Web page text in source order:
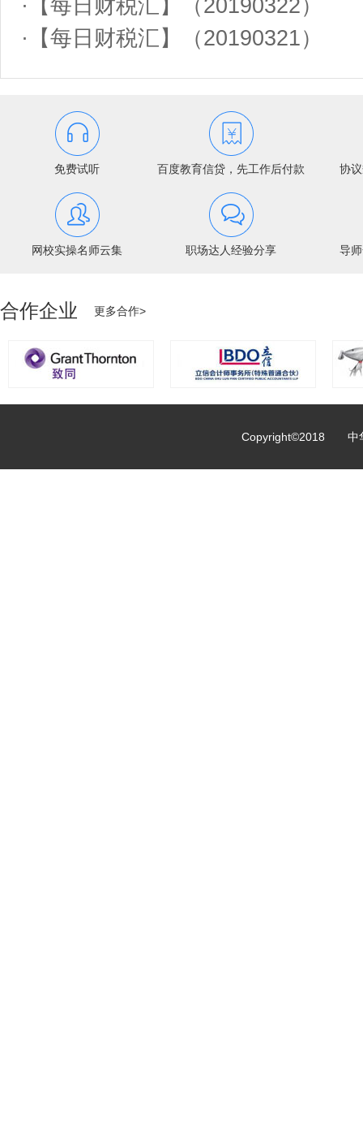
· 【每日财税汇】（20190322）
· 【每日财税汇】（20190321）
免费试听 百度教育信贷，先工作后付款 协
网校实操名师云集 职场达人经验分享 导
合作企业 更多合作>
Copyright©2018 中